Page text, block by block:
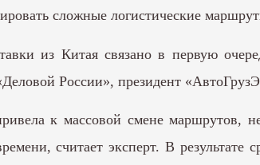
сложные логистические
из Китая связано в первую
России», президент
к массовой смене маршрутов,
считает эксперт. В